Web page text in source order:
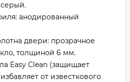
анодированный
двери: прозрачное
толщиной 6 мм.
Easy Clean (защищает
от известкового